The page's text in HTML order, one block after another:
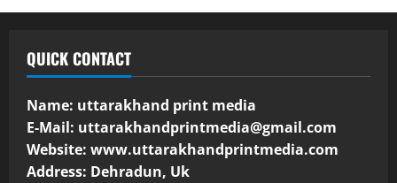
QUICK CONTACT
Name: uttarakhand print media
E-Mail: uttarakhandprintmedia@gmail.com
Website: www.uttarakhandprintmedia.com
Address: Dehradun, Uk